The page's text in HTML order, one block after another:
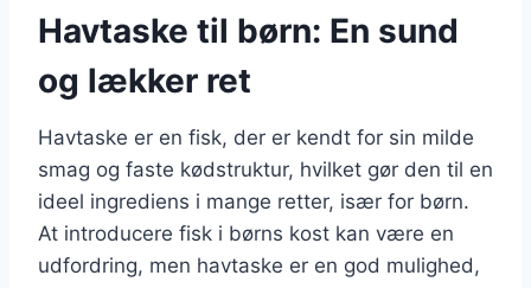
Havtaske til børn: En sund
og lækker ret
Havtaske er en fisk, der er kendt for sin milde
smag og faste kødstruktur, hvilket gør den til en
ideel ingrediens i mange retter, især for børn.
At introducere fisk i børns kost kan være en
udfordring, men havtaske er en god mulighed,